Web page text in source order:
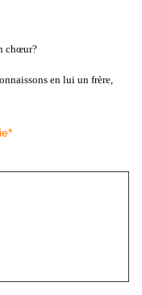
chœur?
en lui un frère,